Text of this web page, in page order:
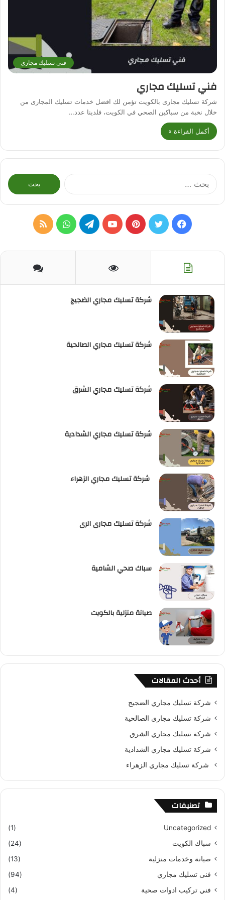
فنى تسليك مجاري
فني تسليك مجاري
شركة تسليك مجارى بالكويت تؤمن لك افضل خدمات تسليك المجارى من
خلال نخبة من سباكين الصحي في الكويت، فلدينا عدد…
أكمل القراءة »
البحث
عن:
فيسبوكتويتر بينتيريستيوتيوبتيلقرامواتسابملخص
RSS
شركة تسليك مجاري الضجيج
شركة تسليك مجاري الصالحية
شركة تسليك مجاري الشرق
شركة تسليك مجاري الشدادية
شركة تسليك مجاري الزهراء
شركة تسليك مجارى الرى
سباك صحي الشامية
صيانة منزلية بالكويت
أحدث المقالات
شركة تسليك مجاري الضجيج
شركة تسليك مجاري الصالحية
شركة تسليك مجاري الشرق
شركة تسليك مجاري الشدادية
شركة تسليك مجاري الزهراء
تصنيفات
Uncategorized
(1)
سباك الكويت
(24)
صيانة وخدمات منزلية
(13)
فنى تسليك مجاري
(94)
فني تركيب ادوات صحية
(4)